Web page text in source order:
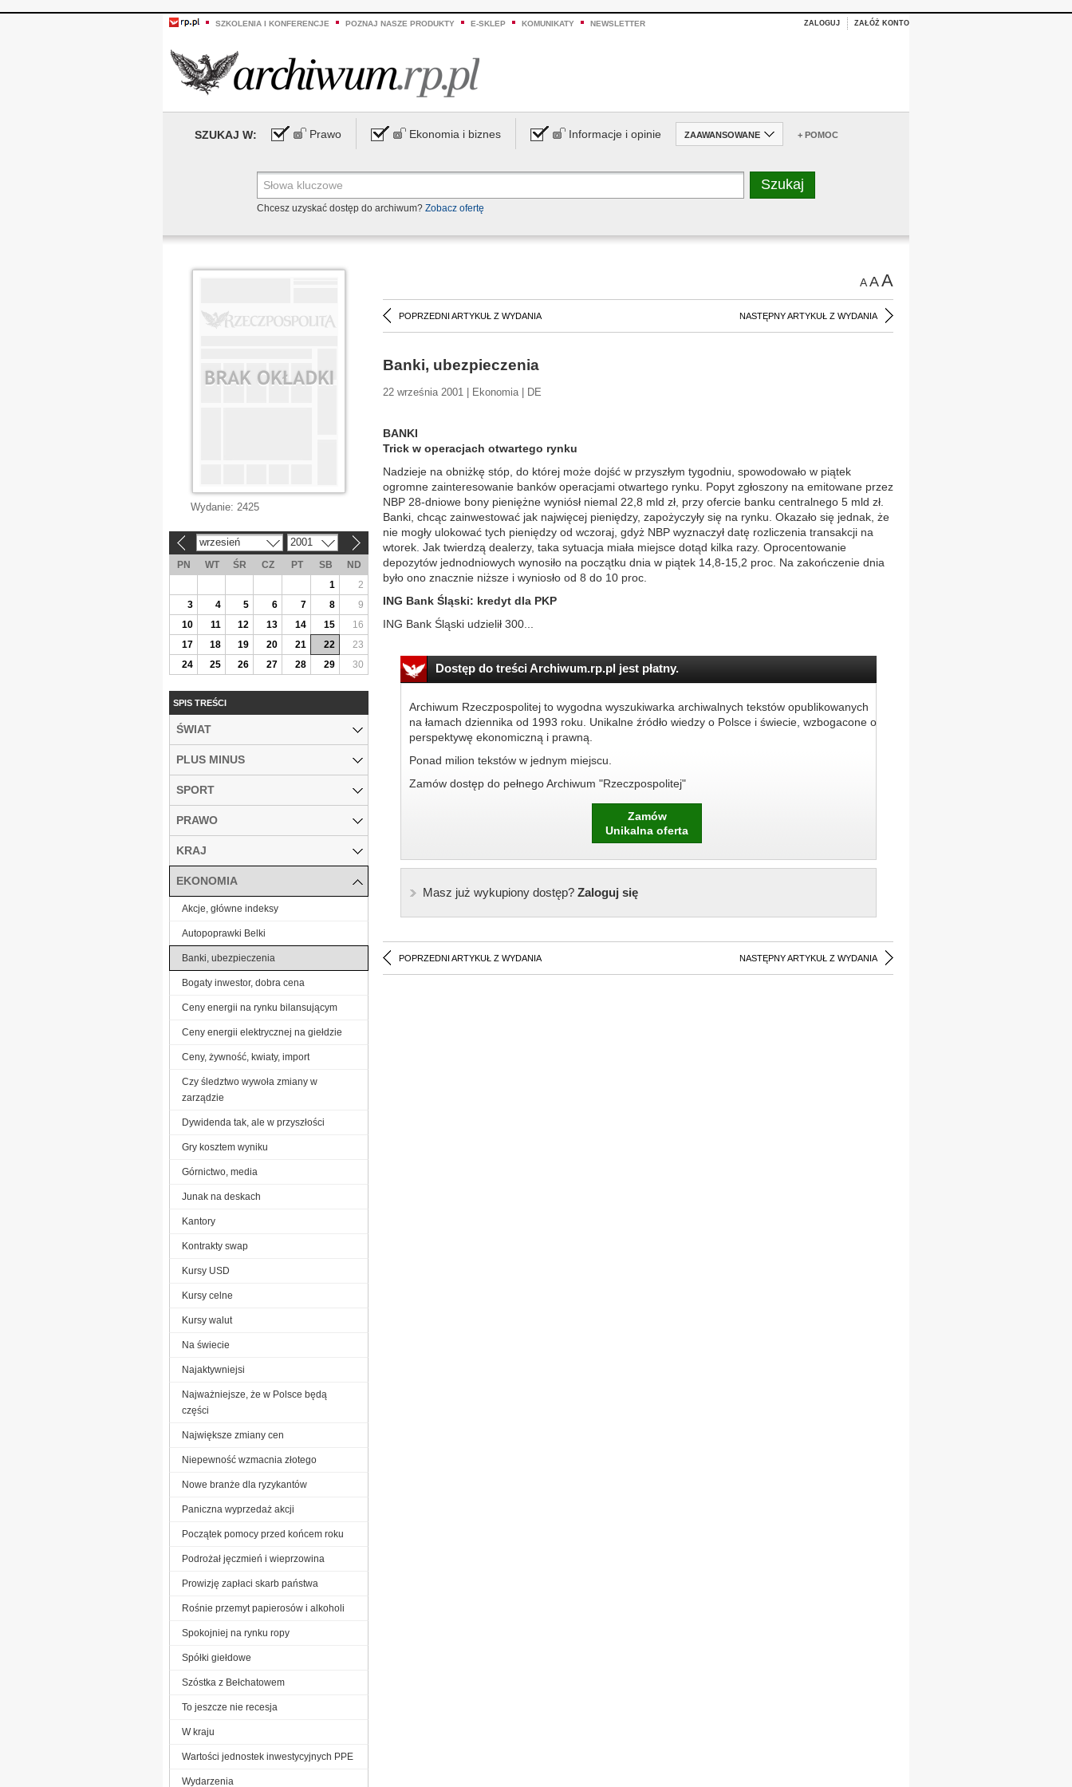
SZKOLENIA I KONFERENCJE POZNAJ NASZE PRODUKTY E-SKLEP KOMUNIKATY NEWSLETTER ZALOGUJ ZAŁÓŻ KONTO
SZUKAJ W: Prawo Ekonomia i biznes Informacje i opinie ZAAWANSOWANE + POMOC
Chcesz uzyskać dostęp do archiwum? Zobacz ofertę
AAA
POPRZEDNI ARTYKUŁ Z WYDANIA NASTĘPNY ARTYKUŁ Z WYDANIA
Banki, ubezpieczenia
22 września 2001 | Ekonomia | DE
BANKI
Trick w operacjach otwartego rynku
Nadzieje na obniżkę stóp, do której może dojść w przyszłym tygodniu, spowodowało w piątek
ogromne zainteresowanie banków operacjami otwartego rynku. Popyt zgłoszony na emitowane przez
NBP 28-dniowe bony pieniężne wyniósł niemal 22,8 mld zł, przy ofercie banku centralnego 5 mld zł.
Banki, chcąc zainwestować jak najwięcej pieniędzy, zapożyczyły się na rynku. Okazało się jednak, że
nie mogły ulokować tych pieniędzy od wczoraj, gdyż NBP wyznaczył datę rozliczenia transakcji na
wtorek. Jak twierdzą dealerzy, taka sytuacja miała miejsce dotąd kilka razy. Oprocentowanie
depozytów jednodniowych wynosiło na początku dnia w piątek 14,8-15,2 proc. Na zakończenie dnia
było ono znacznie niższe i wyniosło od 8 do 10 proc.
ING Bank Śląski: kredyt dla PKP
ING Bank Śląski udzielił 300...
Dostęp do treści Archiwum.rp.pl jest płatny.
Archiwum Rzeczpospolitej to wygodna wyszukiwarka archiwalnych tekstów opublikowanych
na łamach dziennika od 1993 roku. Unikalne źródło wiedzy o Polsce i świecie, wzbogacone o
perspektywę ekonomiczną i prawną.
Ponad milion tekstów w jednym miejscu.
Zamów dostęp do pełnego Archiwum "Rzeczpospolitej"
Zamów
Unikalna oferta
Masz już wykupiony dostęp?Zaloguj się
POPRZEDNI ARTYKUŁ Z WYDANIA NASTĘPNY ARTYKUŁ Z WYDANIA
Wydanie: 2425
wrzesień 2001
PN WT ŚR CZ PT SB
ND
1
2
3
4 5 6 7 8
9
10
11 12 13 14 15
16
17
18 19 20 21 22
23
24
25 26 27 28 29 30
SPIS TREŚCI
ŚWIAT
PLUS MINUS
SPORT
PRAWO
KRAJ
EKONOMIA
Akcje, główne indeksy
Autopoprawki Belki
Banki, ubezpieczenia
Bogaty inwestor, dobra cena
Ceny energii na rynku bilansującym
Ceny energii elektrycznej na giełdzie
Ceny, żywność, kwiaty, import
Czy śledztwo wywoła zmiany w
zarządzie
Dywidenda tak, ale w przyszłości
Gry kosztem wyniku
Górnictwo, media
Junak na deskach
Kantory
Kontrakty swap
Kursy USD
Kursy celne
Kursy walut
Na świecie
Najaktywniejsi
Najważniejsze, że w Polsce będą
części
Największe zmiany cen
Niepewność wzmacnia złotego
Nowe branże dla ryzykantów
Paniczna wyprzedaż akcji
Początek pomocy przed końcem roku
Podrożał jęczmień i wieprzowina
Prowizję zapłaci skarb państwa
Rośnie przemyt papierosów i alkoholi
Spokojniej na rynku ropy
Spółki giełdowe
Szóstka z Bełchatowem
To jeszcze nie recesja
W kraju
Wartości jednostek inwestycyjnych PPE
Wydarzenia